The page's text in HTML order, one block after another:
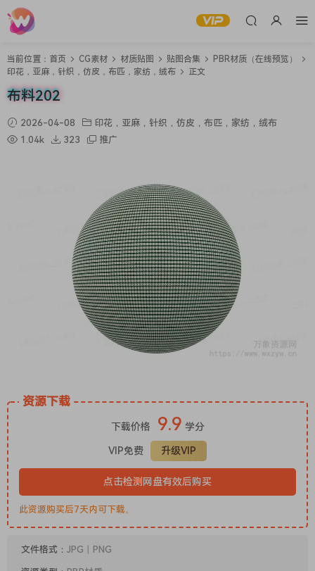
当前位置： 首页 CG素材 材质贴图 贴图合集
PBR材质（在线预览）
印花，亚麻，针织，仿皮，布匹，家纺，绒布
正文
布料202
2026-04-08
印花，亚麻，针织，仿皮，布匹，家纺，绒布
1.04k
323 推广
资源下载
下载价格 9.9 学分
VIP免费 升级VIP
点击检测网盘有效后购买
此资源购买后7天内可下载。
文件格式： JPG丨PNG